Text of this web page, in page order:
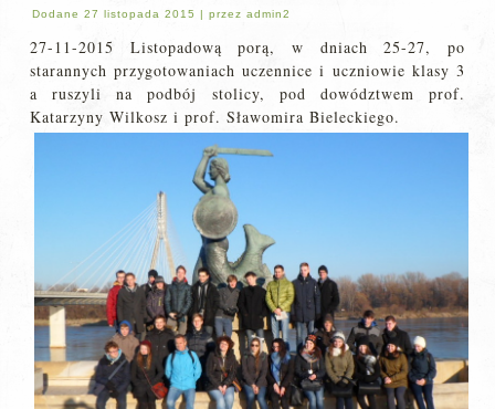
Dodane 27 listopada 2015 |przez admin2
27-11-2015 Listopadową porą, w dniach 25-27, po
starannych przygotowaniach uczennice i uczniowie klasy 3
a ruszyli na podbój stolicy, pod dowództwem prof.
Katarzyny Wilkosz i prof. Sławomira Bieleckiego.